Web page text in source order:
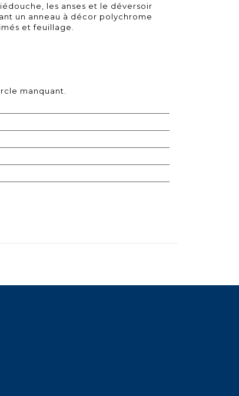
les anses et le déversoir
un anneau à décor polychrome
et feuillage.
manquant.